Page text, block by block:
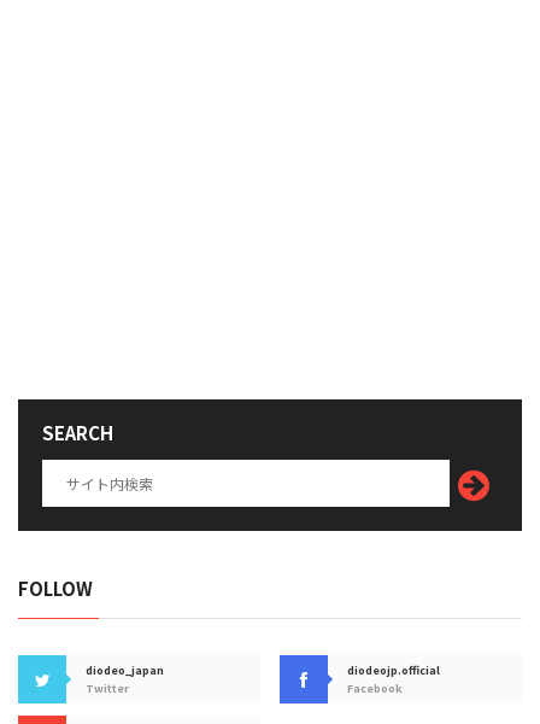
SEARCH
FOLLOW
diodeo_japan
Twitter
diodeojp.official
Facebook